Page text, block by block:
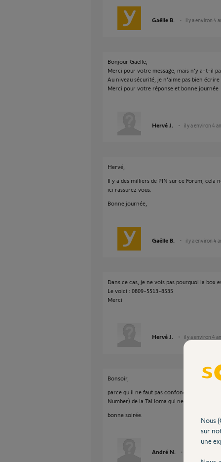
Gaëlle B. il y a environ 4
Bonjour Gaëlle,
Merci pour votre message, mais n'y a-t-il
Au niveau sécurité, je n'aime pas bien écrire
Merci pour votre réponse et bonne journée
Hervé J. il y a environ 4
Hervé,
Il y a des milliers de PIN sur ce Forum, cela
ici rassurez vous.
Bonne journée,
Gaëlle B. il y a environ 4
Dans ce cas, je ne vois pas pourquoi la box
Le voici : 0809-5513-8535
Merci
Hervé J. il y a environ 4
Bonsoir,
parce qu'il ne faut pas confondre le PIN du
Number) de la TaHoma qui ne peut servir
bonne soirée.
André N.
Nous
sur
une